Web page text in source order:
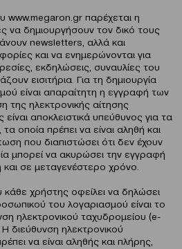
παρέχεται η
να δημιουργήσουν τον δικό τους
newsletters, αλλά και
και να ενημερώνονται για
εκδηλώσεις, συναυλίες του
εισιτήρια. Για τη δημιουργία
είναι απαραίτητη η εγγραφή των
ηλεκτρονικής αίτησης
αποκλειστικά υπεύθυνος για τα
οποία πρέπει να είναι αληθή και
που διαπιστώσει ότι δεν έχουν
μπορεί να ακυρώσει την εγγραφή
σε μεταγενέστερο χρόνο.
χρήστης οφείλει να δηλώσει
του λογαριασμού είναι το
ηλεκτρονικού ταχυδρομείου (e-
διεύθυνση ηλεκτρονικού
να είναι αληθής και πλήρης,